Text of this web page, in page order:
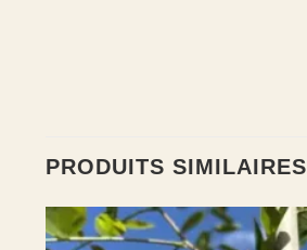
PRODUITS SIMILAIRES